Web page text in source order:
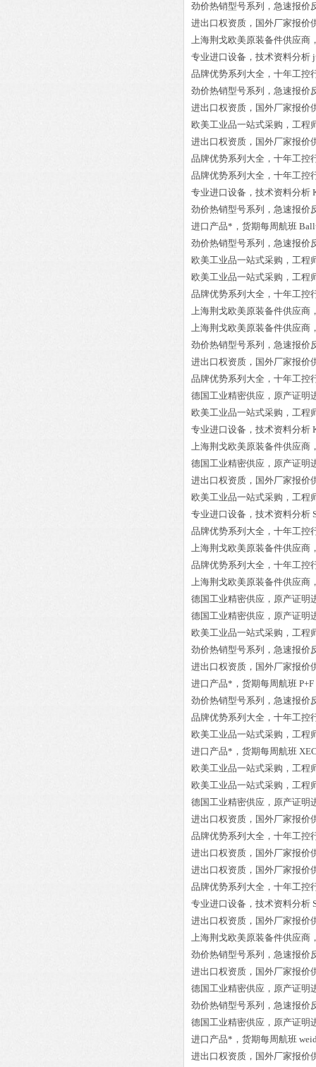
劲价热销型号系列，急速报价
进出口权资质，国外厂家报价
上海荆戈欧美原装备件供应商
专业进口设备，技术资料分析
品牌优势系列大全，十年工控
劲价热销型号系列，急速报价
进出口权资质，国外厂家报价
欧美工业品一站式采购，工程
进出口权资质，国外厂家报价
品牌优势系列大全，十年工控
品牌优势系列大全，十年工控
专业进口设备，技术资料分析
劲价热销型号系列，急速报价
进口产品*，货期每周航班
劲价热销型号系列，急速报价
欧美工业品一站式采购，工程
欧美工业品一站式采购，工程
品牌优势系列大全，十年工控
上海荆戈欧美原装备件供应商
上海荆戈欧美原装备件供应商
劲价热销型号系列，急速报价
进出口权资质，国外厂家报价
品牌优势系列大全，十年工控
德国工业精密供应，原产证明
欧美工业品一站式采购，工程
专业进口设备，技术资料分析
上海荆戈欧美原装备件供应商
德国工业精密供应，原产证明
进出口权资质，国外厂家报价
欧美工业品一站式采购，工程
专业进口设备，技术资料分析
品牌优势系列大全，十年工控
上海荆戈欧美原装备件供应商
品牌优势系列大全，十年工控
上海荆戈欧美原装备件供应商
德国工业精密供应，原产证明
德国工业精密供应，原产证明
欧美工业品一站式采购，工程
劲价热销型号系列，急速报价
进出口权资质，国外厂家报价
进口产品*，货期每周航班
劲价热销型号系列，急速报价
品牌优势系列大全，十年工控
欧美工业品一站式采购，工程
进口产品*，货期每周航班
欧美工业品一站式采购，工程
欧美工业品一站式采购，工程
德国工业精密供应，原产证明
进出口权资质，国外厂家报价
品牌优势系列大全，十年工控
进出口权资质，国外厂家报价
进出口权资质，国外厂家报价
品牌优势系列大全，十年工控
专业进口设备，技术资料分析
进出口权资质，国外厂家报价
上海荆戈欧美原装备件供应商
劲价热销型号系列，急速报价
进出口权资质，国外厂家报价
德国工业精密供应，原产证明
劲价热销型号系列，急速报价
德国工业精密供应，原产证明
进口产品*，货期每周航班
进出口权资质，国外厂家报价